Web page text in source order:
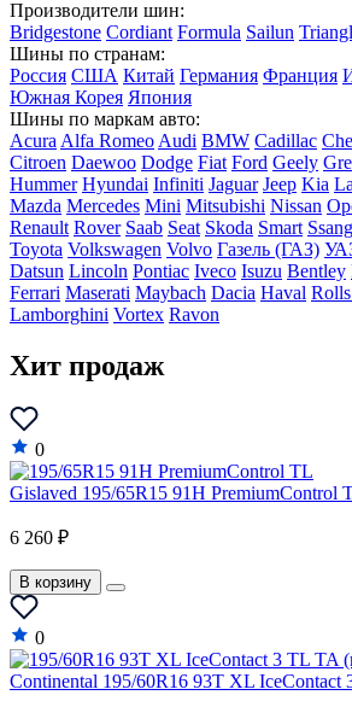
Производители шин:
Bridgestone Cordiant Formula Sailun
Шины по странам:
Россия США Китай Германия Франция
Южная Корея Япония
Шины по маркам авто:
Acura Alfa Romeo Audi BMW Cadillac
Citroen Daewoo Dodge Fiat Ford Geely
Hummer Hyundai Infiniti Jaguar Jeep Kia
Mazda Mercedes Mini Mitsubishi Nissan
Renault Rover Saab Seat Skoda Smart
Toyota Volkswagen Volvo Газель (ГАЗ)
Datsun Lincoln Pontiac Iveco Isuzu Bentley
Ferrari Maserati Maybach Dacia Haval
Lamborghini Vortex Ravon
Хит продаж
0
Gislaved 195/65R15 91H PremiumControl
6 260 ₽
В корзину
0
Continental 195/60R16 93T XL